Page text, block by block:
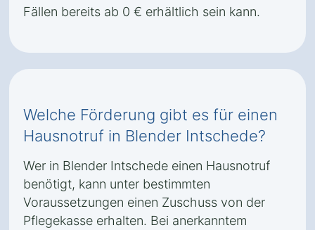
Fällen bereits ab 0 € erhältlich sein kann.
Welche Förderung gibt es für einen
Hausnotruf in Blender Intschede?
Wer in Blender Intschede einen Hausnotruf
benötigt, kann unter bestimmten
Voraussetzungen einen Zuschuss von der
Pflegekasse erhalten. Bei anerkanntem